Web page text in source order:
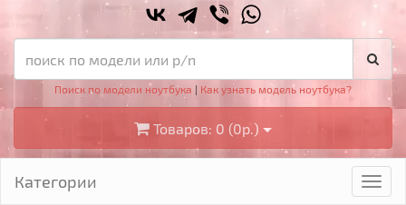
Поиск по модели ноутбука | Как узнать модель ноутбука?
Товаров: 0 (0р.)
Категории